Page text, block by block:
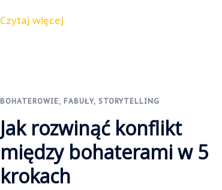
Czytaj więcej
BOHATEROWIE, FABUŁY, STORYTELLING
Jak rozwinąć konflikt
między bohaterami w 5
krokach